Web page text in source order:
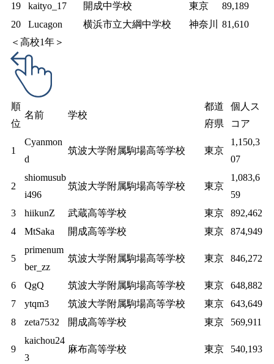
19
kaityo_17 開成中学校 東京
89,189
20
Lucagon 横浜市立大綱中学校 神奈川
81,610
＜高校1年＞
順
位
名前 学校
都道
府県
個人ス
コア
1
Cyanmon
d
筑波大学附属駒場高等学校 東京
1,150,3
07
2
shiomusub
i496
筑波大学附属駒場高等学校 東京
1,083,6
59
3
hiikunZ 武蔵高等学校 東京
892,462
4
MtSaka 開成高等学校 東京 874,949
5
primenum
ber_zz
筑波大学附属駒場高等学校 東京 846,272
6 QgQ 筑波大学附属駒場高等学校 東京
648,882
7
ytqm3 筑波大学附属駒場高等学校 東京
643,649
8
zeta7532 開成高等学校 東京 569,911
9
kaichou24
3
麻布高等学校 東京 540,193